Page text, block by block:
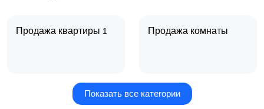
Продажа квартиры 1 Продажа комнаты
Продажа дома Продажа участка
Показать все категории